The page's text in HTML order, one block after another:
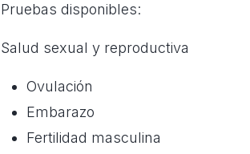
Pruebas disponibles:
Salud sexual y reproductiva
Ovulación
Embarazo
Fertilidad masculina